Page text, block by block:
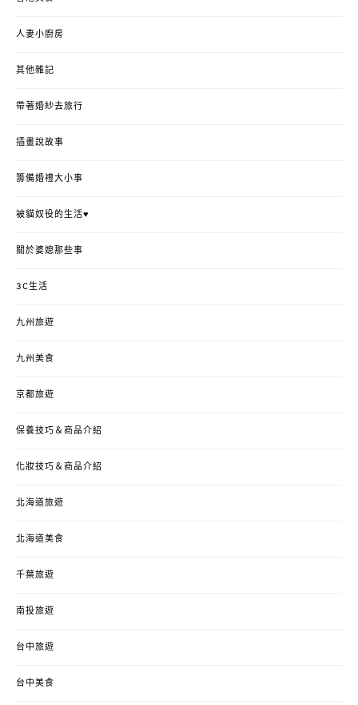
人妻小廚房
其他雜記
帶著婚紗去旅行
插畫說故事
籌備婚禮大小事
被貓奴役的生活♥
關於婆媳那些事
3C生活
九州旅遊
九州美食
京都旅遊
保養技巧＆商品介紹
化妝技巧＆商品介紹
北海道旅遊
北海道美食
千葉旅遊
南投旅遊
台中旅遊
台中美食